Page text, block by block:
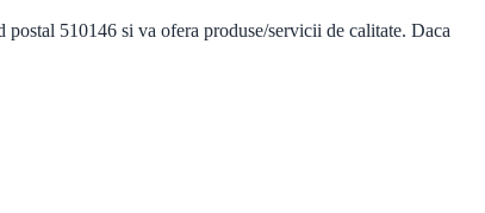
510146 si va ofera produse/servicii de calitate. Daca